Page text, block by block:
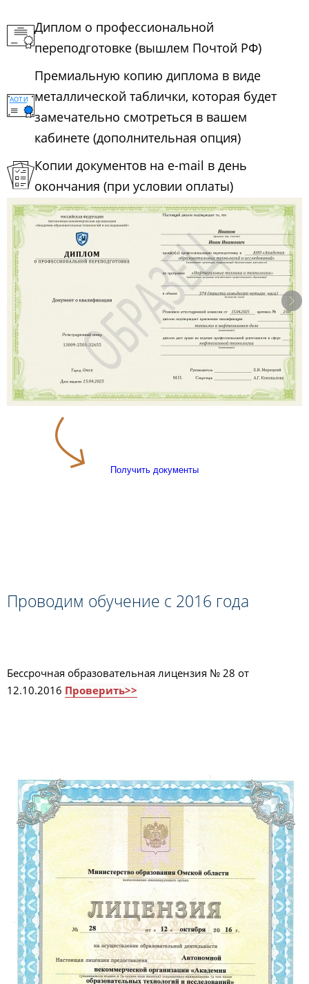
Диплом о профессиональной
переподготовке (вышлем Почтой РФ)
Премиальную копию диплома в виде
металлической таблички, которая будет
замечательно смотреться в вашем
кабинете (дополнительная опция)
Копии документов на e-mail в день
окончания (при условии оплаты)
Получить документы
Проводим обучение с 2016 года
Бессрочная образовательная лицензия № 28 от
12.10.2016 Проверить>>